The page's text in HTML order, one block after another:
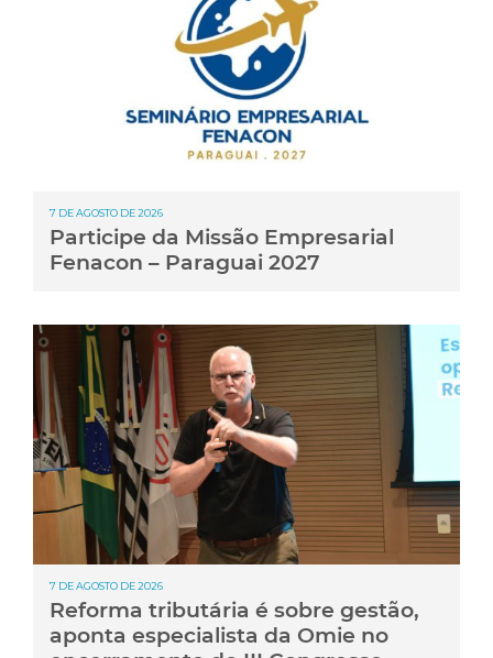
7 DE AGOSTO DE 2026
Participe da Missão Empresarial
Fenacon – Paraguai 2027
7 DE AGOSTO DE 2026
Reforma tributária é sobre gestão,
aponta especialista da Omie no